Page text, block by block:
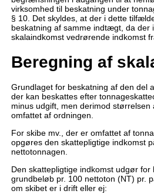
virksomhed til beskatning under
§ 10. Det skyldes, at der i dette
beskatning af samme indtægt, da der
skalaindkomst vedrørende indkomst
Beregning af
Grundlaget for beskatning af den del
der kan beskattes efter
minus udgift, men derimod
omfattet af ordningen.
For skibe mv., der er omfattet af
opgøres den skattepligtige indkomst
nettotonnagen.
Den skattepligtige indkomst udgør for
grundbeløb pr. 100 nettoton (NT) pr.
om skibet er i drift eller ej: